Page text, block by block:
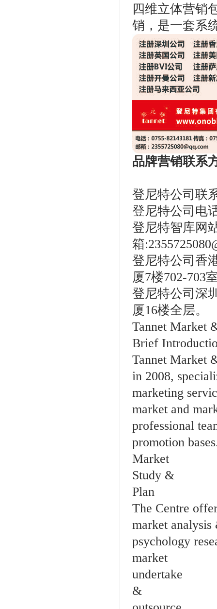
四维立体营销
销，是一套系
品牌营销联系
登尼特公司联
登尼特公司电
登尼特智库网
箱
登尼特公司香
厦7楼702-703
登尼特公司深
厦16楼全层。
Tannet Market
Brief
Tannet Market
in 2008,
marketing
market and
professional
promotion
Market
Study &
Plan
The Centre
market analysis
psychology
market
undertake
&